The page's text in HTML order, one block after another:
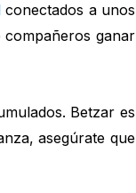
conectados a unos
compañeros ganar
Betzar es
asegúrate que